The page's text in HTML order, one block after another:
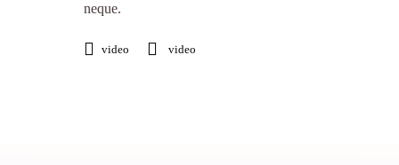
neque.
video video